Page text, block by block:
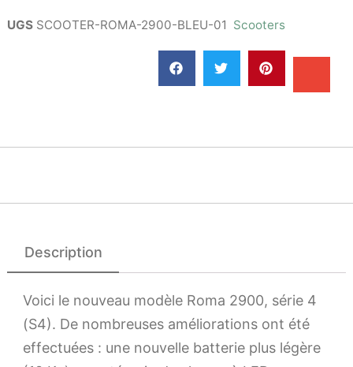
UGS SCOOTER-ROMA-2900-BLEU-01 Scooters
Description
Voici le nouveau modèle Roma 2900, série 4
(S4). De nombreuses améliorations ont été
effectuées : une nouvelle batterie plus légère